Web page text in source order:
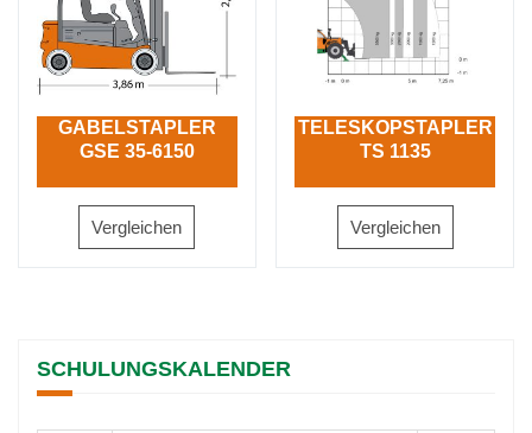
GABELSTAPLER
GSE 35-6150
Vergleichen
TELESKOPSTAPLER
TS 1135
Vergleichen
SCHULUNGSKALENDER